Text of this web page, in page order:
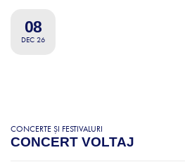
08
DEC 26
CONCERTE ȘI FESTIVALURI
CONCERT VOLTAJ